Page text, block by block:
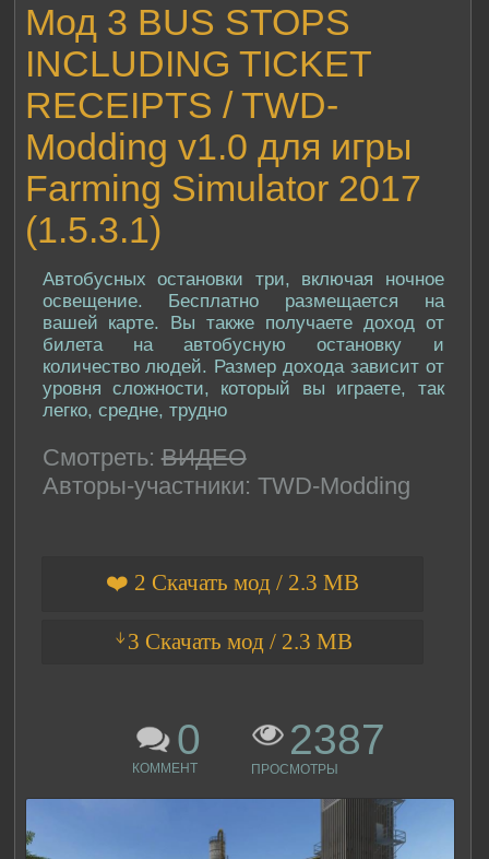
Мод 3 BUS STOPS
INCLUDING TICKET
RECEIPTS / TWD-
Modding v1.0 для игры
Farming Simulator 2017
(1.5.3.1)
Автобусных остановки три, включая ночное
освещение. Бесплатно размещается на
вашей карте. Вы также получаете доход от
билета на автобусную остановку и
количество людей. Размер дохода зависит от
уровня сложности, который вы играете, так
легко, средне, трудно
Смотреть: ВИДЕО
Авторы-участники: TWD-Modding
❤️ 2 Скачать мод / 2.3 MB
ᛎ3 Скачать мод / 2.3 MB
0
КОММЕНТ
2387
ПРОСМОТРЫ